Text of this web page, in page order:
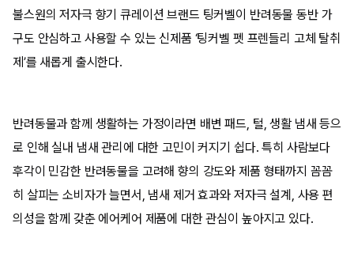
불스원의 저자극 향기 큐레이션 브랜드 팅커벨이 반려동물 동반 가
구도 안심하고 사용할 수 있는 신제품 ‘팅커벨 펫 프렌들리 고체 탈취
제’를 새롭게 출시한다.
반려동물과 함께 생활하는 가정이라면 배변 패드, 털, 생활 냄새 등으
로 인해 실내 냄새 관리에 대한 고민이 커지기 쉽다. 특히 사람보다
후각이 민감한 반려동물을 고려해 향의 강도와 제품 형태까지 꼼꼼
히 살피는 소비자가 늘면서, 냄새 제거 효과와 저자극 설계, 사용 편
의성을 함께 갖춘 에어케어 제품에 대한 관심이 높아지고 있다.